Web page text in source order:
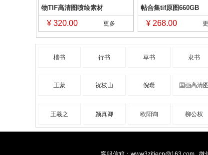
物TIF高清图喷绘素材
¥ 320.00 更多
帖合集tif原图660GB
¥ 268.00
楷书 行书 草书 隶书
王蒙 祝枝山 倪瓒 国画高清图
王羲之 颜真卿 欧阳询 柳公权